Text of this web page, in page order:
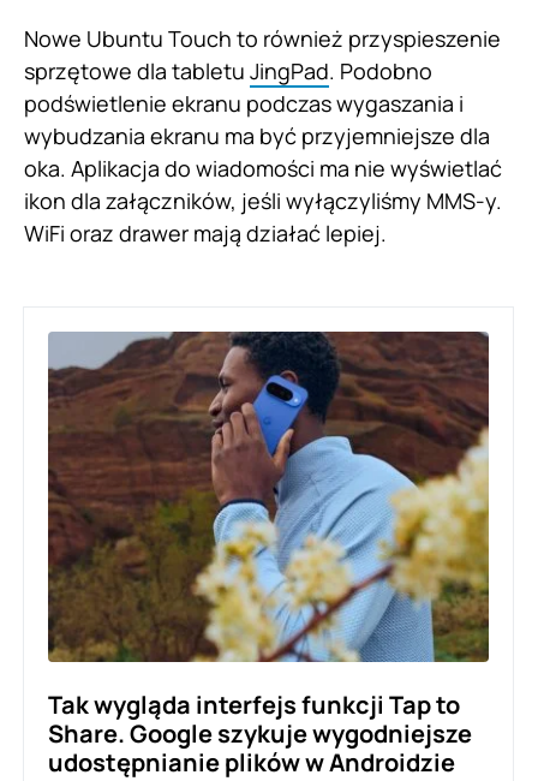
Nowe Ubuntu Touch to również przyspieszenie
sprzętowe dla tabletu JingPad. Podobno
podświetlenie ekranu podczas wygaszania i
wybudzania ekranu ma być przyjemniejsze dla
oka. Aplikacja do wiadomości ma nie wyświetlać
ikon dla załączników, jeśli wyłączyliśmy MMS-y.
WiFi oraz drawer mają działać lepiej.
Tak wygląda interfejs funkcji Tap to
Share. Google szykuje wygodniejsze
udostępnianie plików w Androidzie